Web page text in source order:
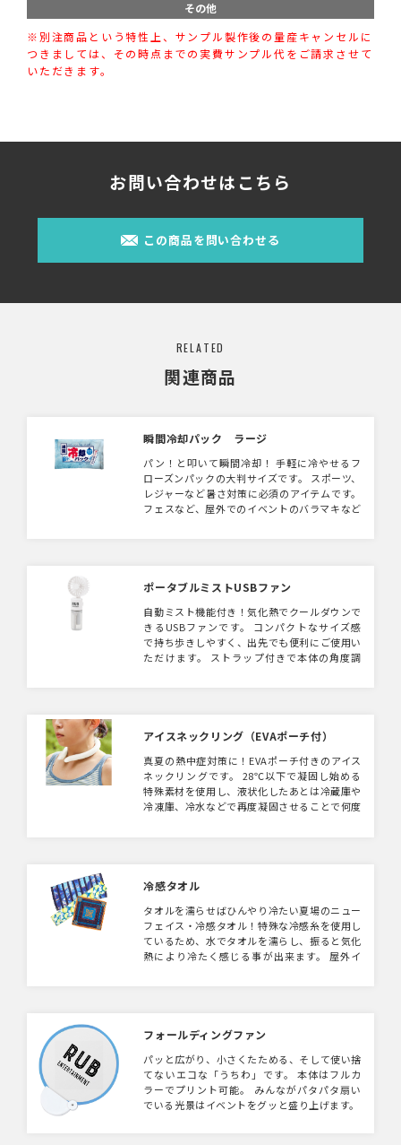
その他
※別注商品という特性上、サンプル製作後の量産キャンセルに
つきましては、その時点までの実費サンプル代をご請求させて
いただきます。
お問い合わせはこちら
この商品を問い合わせる
RELATED
関連商品
瞬間冷却パック ラージ
パン！と叩いて瞬間冷却！ 手軽に冷やせるフ
ローズンパックの大判サイズです。 スポーツ、
レジャーなど暑さ対策に必須のアイテムです。
フェスなど、屋外でのイベントのバラマキなど
ポータブルミストUSBファン
自動ミスト機能付き！気化熱でクールダウンで
きるUSBファンです。 コンパクトなサイズ感
で持ち歩きしやすく、出先でも便利にご使用い
ただけます。 ストラップ付きで本体の角度調
ぞれ使用することができ、 またミストのみ稼
す。 本体に単色印刷が可能なので、企業やブ
ランドロゴなどを印刷すれば 実用的なオリジ
ナルグッズを製作いただけます。
アイスネックリング（EVAポーチ付）
真夏の熱中症対策に！EVAポーチ付きのアイス
ネックリングです。 28℃以下で凝固し始める
特殊素材を使用し、液状化したあとは冷蔵庫や
冷凍庫、冷水などで再度凝固させることで何度
冷感タオル
タオルを濡らせばひんやり冷たい夏場のニュー
フェイス・冷感タオル！特殊な冷感糸を使用し
ているため、水でタオルを濡らし、振ると気化
熱により冷たく感じる事が出来ます。 屋外イ
フォールディングファン
パッと広がり、小さくたためる、そして使い捨
てないエコな「うちわ」です。 本体はフルカ
ラーでプリント可能。 みんながパタパタ扇い
でいる光景はイベントをグッと盛り上げます。